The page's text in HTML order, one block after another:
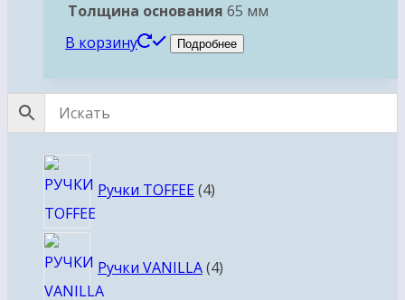
Толщина основания 65 мм
В корзину
Подробнее
Ручки TOFFEE 4товара
Ручки VANILLA 4товара